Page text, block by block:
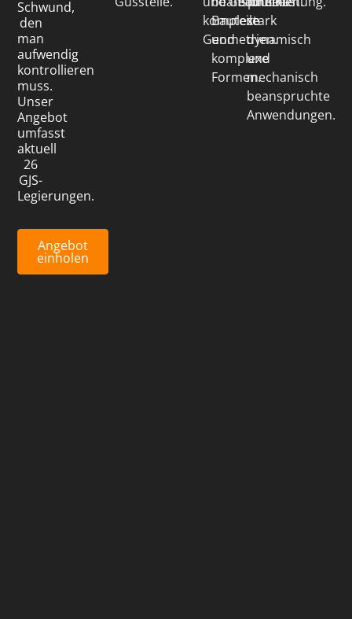
Schwund,
den
man
aufwendig
kontrollieren
muss.
Unser
Angebot
umfasst
aktuell
26
GJS-
Legierungen.
Angebot
einholen
komplexe
Geometrien.
Bauteile
und
komplexe
Formen.
stark
dynamisch
und
mechanisch
beanspruchte
Anwendungen.